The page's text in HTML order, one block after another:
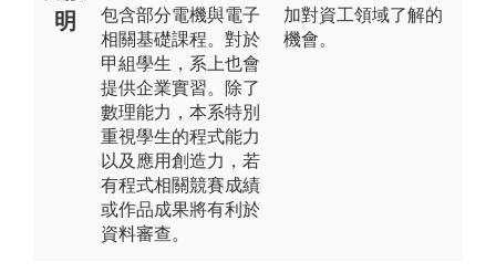
明
包含部分電機與電子
相關基礎課程。對於
甲組學生，系上也會
提供企業實習。除了
數理能力，本系特別
重視學生的程式能力
以及應用創造力，若
有程式相關競賽成績
或作品成果將有利於
資料審查。
加對資工領域了解的
機會。